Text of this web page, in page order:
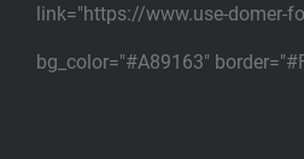
link="https://www.use-domer-
bg_color="#A89163"